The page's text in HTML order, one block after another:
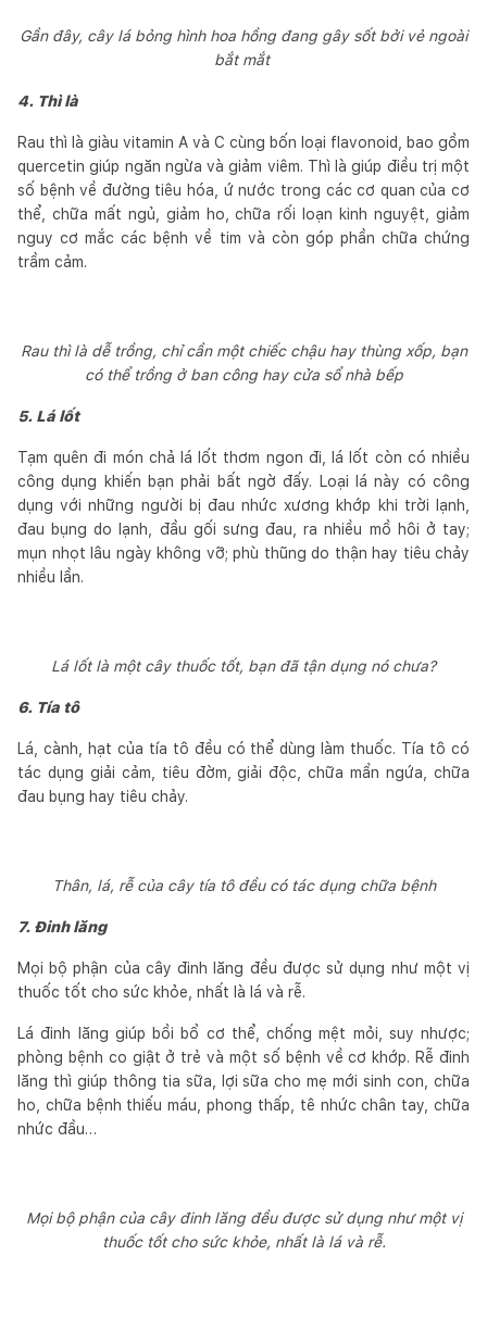
Gần đây, cây lá bỏng hình hoa hồng đang gây sốt bởi vẻ ngoài
bắt mắt
4. Thì là
Rau thì là giàu vitamin A và C cùng bốn loại flavonoid, bao gồm
quercetin giúp ngăn ngừa và giảm viêm. Thì là giúp điều trị một
số bệnh về đường tiêu hóa, ứ nước trong các cơ quan của cơ
thể, chữa mất ngủ, giảm ho, chữa rối loạn kinh nguyệt, giảm
nguy cơ mắc các bệnh về tim và còn góp phần chữa chứng
trầm cảm.
Rau thì là dễ trồng, chỉ cần một chiếc chậu hay thùng xốp, bạn
có thể trồng ở ban công hay cửa sổ nhà bếp
5. Lá lốt
Tạm quên đi món chả lá lốt thơm ngon đi, lá lốt còn có nhiều
công dụng khiến bạn phải bất ngờ đấy. Loại lá này có công
dụng với những người bị đau nhức xương khớp khi trời lạnh,
đau bụng do lạnh, đầu gối sưng đau, ra nhiều mồ hôi ở tay;
mụn nhọt lâu ngày không vỡ; phù thũng do thận hay tiêu chảy
nhiều lần.
Lá lốt là một cây thuốc tốt, bạn đã tận dụng nó chưa?
6. Tía tô
Lá, cành, hạt của tía tô đều có thể dùng làm thuốc. Tía tô có
tác dụng giải cảm, tiêu đờm, giải độc, chữa mẩn ngứa, chữa
đau bụng hay tiêu chảy.
Thân, lá, rễ của cây tía tô đều có tác dụng chữa bệnh
7. Đinh lăng
Mọi bộ phận của cây đinh lăng đều được sử dụng như một vị
thuốc tốt cho sức khỏe, nhất là lá và rễ.
Lá đinh lăng giúp bồi bổ cơ thể, chống mệt mỏi, suy nhược;
phòng bệnh co giật ở trẻ và một số bệnh về cơ khớp. Rễ đinh
lăng thì giúp thông tia sữa, lợi sữa cho mẹ mới sinh con, chữa
ho, chữa bệnh thiếu máu, phong thấp, tê nhức chân tay, chữa
nhức đầu…
Mọi bộ phận của cây đinh lăng đều được sử dụng như một vị
thuốc tốt cho sức khỏe, nhất là lá và rễ.